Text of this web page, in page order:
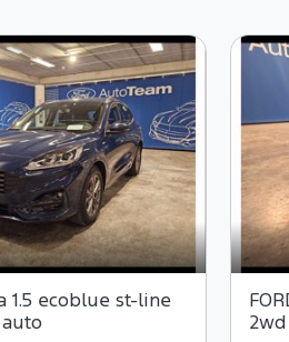
1.5 ecoblue st-line
auto
2wd